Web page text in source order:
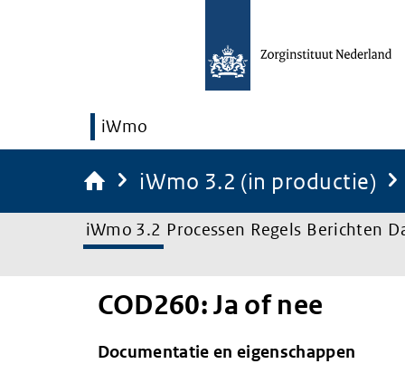
iWmo
iWmo 3.2 (in productie)
iWmo 3.2 Processen Regels Berichten
COD260: Ja of nee
Documentatie en eigenschappen